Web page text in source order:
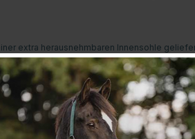
extra herausnehmbaren Innensohle
größer im Fuß, was perfekt für schnell
Reißverschluss und alle Nähte zu
Sie eine milde Seife verwenden, um den